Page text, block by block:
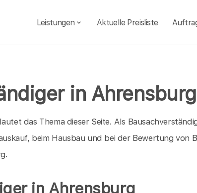
Leistungen Aktuelle Preisliste
in Ahrensburg
das Thema dieser Seite. Als
beim Hausbau und bei der Bewertung von
in Ahrensburg